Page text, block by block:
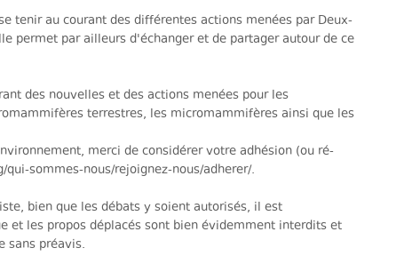
tenir au courant des différentes actions menées par Deux-
permet par ailleurs d'échanger et de partager autour de ce
des nouvelles et des actions menées pour les
terrestres, les micromammifères ainsi que les
merci de considérer votre adhésion (ou ré-
sommes-nous/rejoignez-nous/adherer/.
bien que les débats y soient autorisés, il est
et les propos déplacés sont bien évidemment interdits et
sans préavis.